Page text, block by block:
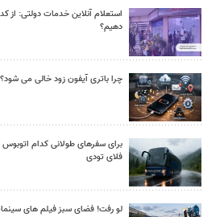
استعلام آنلاین خدمات دولتی: از
دهیم؟
چرا باتری آیفون زود خالی می شود؟ ۹ راهکار واقعی
برای سفرهای طولانی کدام اتوبوس
فلای تودی
لو رفت! فضای سبز فیلم های